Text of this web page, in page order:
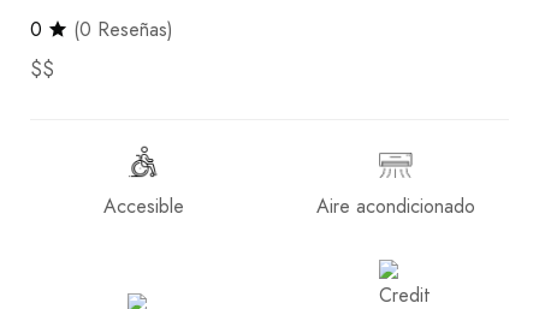
0
(0 Reseñas)
$$
Accesible Aire acondicionado